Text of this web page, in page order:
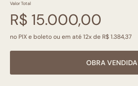
Valor Total
R$ 15.000,00
no PIX e boleto ou em até 12x de R$ 1.384,37
OBRA VENDIDA